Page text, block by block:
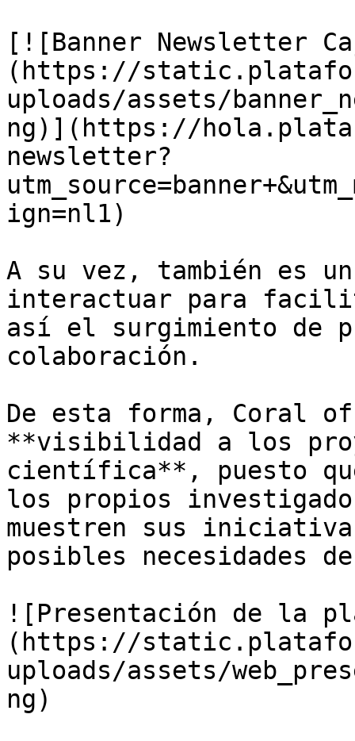
[![Banner Newsletter
(https://
uploads/assets/
ng)](https://
newsletter?
ign=nl1)
A su vez, también es
interactuar para
así el surgimiento de
colaboración.
De esta forma, Coral
**visibilidad a los
científica**, puesto
los propios
muestren sus
posibles necesidades
![Presentación de la
(https://
uploads/assets/
ng)